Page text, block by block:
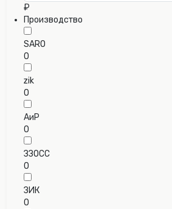
₽
Производство
SARO
0
zik
0
АиР
0
ЗЗОСС
0
ЗИК
0